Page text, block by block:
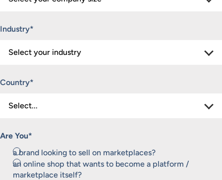
Industry*
Country*
Are You*
a brand looking to sell on marketplaces?
an online shop that wants to become a platform /
marketplace itself?